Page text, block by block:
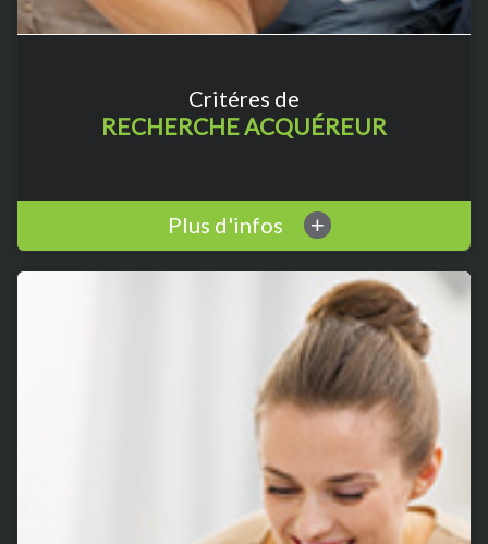
Critéres de
RECHERCHE ACQUÉREUR
Plus d'infos +